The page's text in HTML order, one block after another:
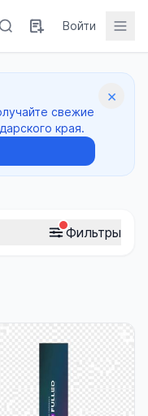
Войти
×
свежие
края.
Фильтры